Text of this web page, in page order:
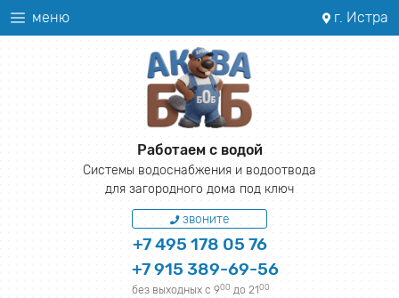
меню г. Истра
Работаем с водой
Системы водоснабжения и водоотвода
для загородного дома под ключ
звоните
+7 495 178 05 76
+7 915 389-69-56
без выходных с 900 до 2100